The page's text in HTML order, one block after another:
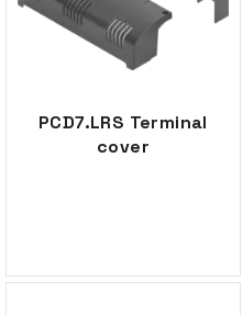
PCD7.LRS Terminal
cover